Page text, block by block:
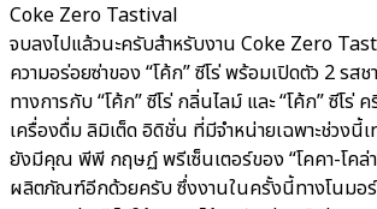
Coke Zero Tastival
จบลงไปแล้วนะครับสำหรับงาน Coke Zero
ความอร่อยซ่าของ “โค้ก” ซีโร่ พร้อมเปิดตัว 2 รส
ทางการกับ “โค้ก” ซีโร่ กลิ่นไลม์ และ “โค้ก” ซีโร่
เครื่องดื่ม ลิมิเต็ด อิดิชั่น ที่มีจำหน่ายเฉพาะช่วงนี้
ยังมีคุณ พีพี กฤษฏ์ พรีเซ็นเตอร์ของ “โคคา-โคล่า
ผลิตภัณฑ์อีกด้วยครับ ซึ่งงานในครั้งนี้ทางโนมอร์